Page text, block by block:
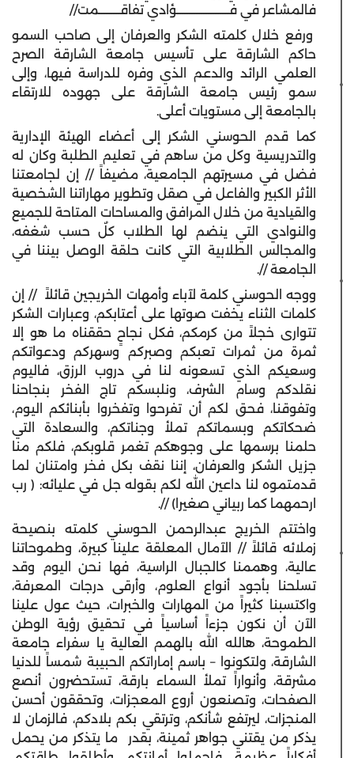
فالمشاعر في فــــــــــــــــــــــؤادي تفاقـــــــــمت//
ورفع خلال كلمته الشكر والعرفان إلى صاحب السمو
حاكم الشارقة على تأسيس جامعة الشارقة الصرح
العلمي الرائد والدعم الذي وفره للدراسة فيها، وإلى
سمو رئيس جامعة الشارقة على جهوده للارتقاء
بالجامعة إلى مستويات أعلى.
كما قدم الحوسني الشكر إلى أعضاء الهيئة الإدارية
والتدريسية وكل من ساهم في تعليم الطلبة وكان له
فضل في مسيرتهم الجامعية، مضيفاً // إن لجامعتنا
الأثر الكبير والفاعل في صقل وتطوير مهاراتنا الشخصية
والقيادية من خلال المرافق والمساحات المتاحة للجميع
والنوادي التي ينضم لها الطلاب كلٌ حسب شغفه،
والمجالس الطلابية التي كانت حلقة الوصل بيننا في
الجامعة //.
ووجه الحوسني كلمة لآباء وأمهات الخريجين قائلاً // إن
كلمات الثناء يخفت صوتها على أعتابكم، وعبارات الشكر
تتوارى خجلاً من كرمكم، فكل نجاحٍ حققناه ما هو إلا
ثمرة من ثمرات تعبكم وصبركم وسهركم ودعواتكم
وسعيكم الذي تسعونه لنا في دروب الرزق، فاليوم
نقلدكم وسام الشرف، ونلبسكم تاج الفخر بنجاحنا
وتفوقنا، فحق لكم أن تفرحوا وتفخروا بأبنائكم اليوم،
ضحكاتكم وبسماتكم تملأ وجناتكم، والسعادة التي
حلمنا برسمها على وجوهكم تغمر قلوبكم، فلكم منا
جزيل الشكر والعرفان، إننا نقف بكل فخر وامتنان لما
قدمتموه لنا داعين الله لكم بقوله جل في عليائه: ( رب
ارحمهما كما ربياني صغيرا) //.
واختتم الخريج عبدالرحمن الحوسني كلمته بنصيحة
زملائه قائلاً // الآمال المعلقة علينا كبيرة، وطموحاتنا
عالية، وهممنا كالجبال الراسية، فها نحن اليوم وقد
تسلحنا بأجود أنواع العلوم، وأرقى درجات المعرفة،
واكتسبنا كثيراً من المهارات والخبرات، حيث عول علينا
الآن أن نكون جزءاً أساسياً في تحقيق رؤية الوطن
الطموحة، هالله الله بالهمم العالية يا سفراء جامعة
الشارقة، ولتكونوا – باسم إماراتكم الحبيبة شمساً للدنيا
مشرقة، وأنواراً تملأ السماء بارقة، تستحضرون أنصع
الصفحات، وتصنعون أروع المعجزات، وتحققون أحسن
المنجزات، ليرتفع شأنكم، وترتقي بكم بلادكم، فالزمان لا
يذكر من يقتني جواهر ثمينة، بقدر ما يتذكر من يحمل